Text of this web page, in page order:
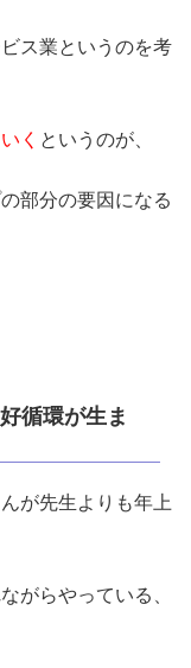
ス業というのを考
く というのが、
部分の要因になる
循環が生ま
が先生よりも年上
がらやっている、